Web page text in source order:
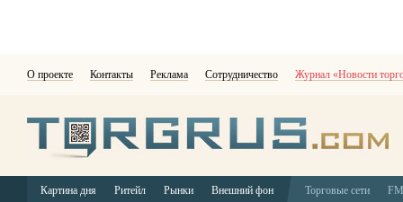
О проекте Контакты Реклама Сотрудничество Журнал «Новости
Картина дня Ритейл Рынки Внешний фон Торговые сети